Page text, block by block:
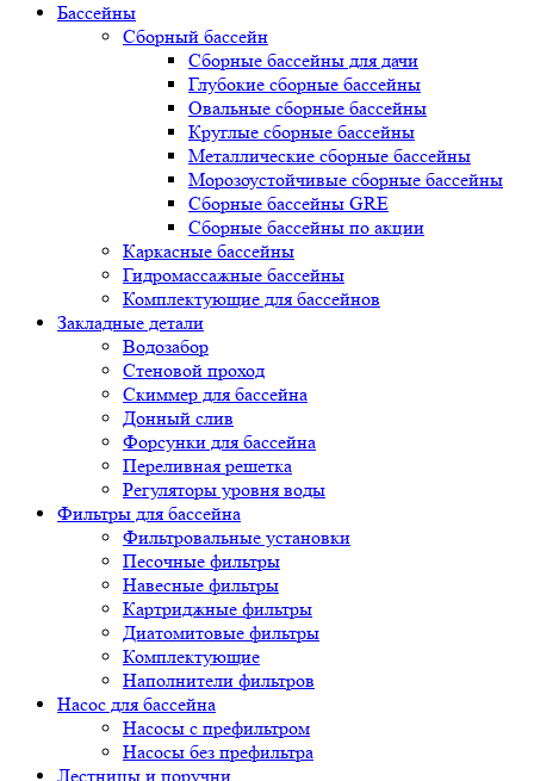
Бассейны
Сборный бассейн
Сборные бассейны для дачи
Глубокие сборные бассейны
Овальные сборные бассейны
Круглые сборные бассейны
Металлические сборные бассейны
Морозоустойчивые сборные бассейны
Сборные бассейны GRE
Сборные бассейны по акции
Каркасные бассейны
Гидромассажные бассейны
Комплектующие для бассейнов
Закладные детали
Водозабор
Стеновой проход
Скиммер для бассейна
Донный слив
Форсунки для бассейна
Переливная решетка
Регуляторы уровня воды
Фильтры для бассейна
Фильтровальные установки
Песочные фильтры
Навесные фильтры
Картриджные фильтры
Диатомитовые фильтры
Комплектующие
Наполнители фильтров
Насос для бассейна
Насосы с префильтром
Насосы без префильтра
Лестницы и поручни